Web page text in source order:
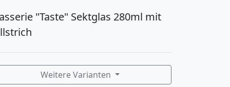
"Taste" Sektglas 280ml mit
Weitere Varianten